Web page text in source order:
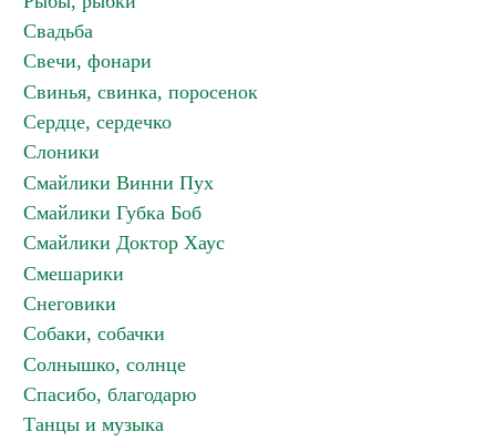
Свадьба
Свечи, фонари
Свинья, свинка, поросенок
Сердце, сердечко
Слоники
Смайлики Винни Пух
Смайлики Губка Боб
Смайлики Доктор Хаус
Смешарики
Снеговики
Собаки, собачки
Солнышко, солнце
Спасибо, благодарю
Танцы и музыка